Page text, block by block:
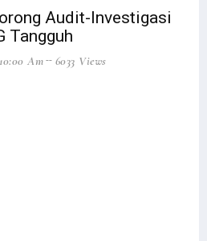
Audit-Investigasi
Tangguh
Am 6033 Views